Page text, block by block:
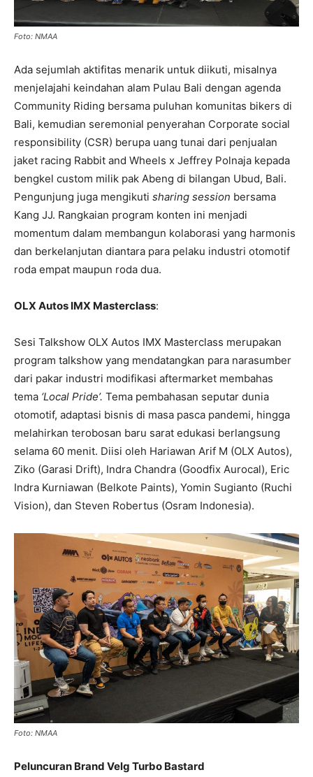
Foto: NMAA
Ada sejumlah aktifitas menarik untuk diikuti, misalnya
menjelajahi keindahan alam Pulau Bali dengan agenda
Community Riding bersama puluhan komunitas bikers di
Bali, kemudian seremonial penyerahan Corporate social
responsibility (CSR) berupa uang tunai dari penjualan
jaket racing Rabbit and Wheels x Jeffrey Polnaja kepada
bengkel custom milik pak Abeng di bilangan Ubud, Bali.
Pengunjung juga mengikuti sharing session bersama
Kang JJ. Rangkaian program konten ini menjadi
momentum dalam membangun kolaborasi yang harmonis
dan berkelanjutan diantara para pelaku industri otomotif
roda empat maupun roda dua.
OLX Autos IMX Masterclass:
Sesi Talkshow OLX Autos IMX Masterclass merupakan
program talkshow yang mendatangkan para narasumber
dari pakar industri modifikasi aftermarket membahas
tema ‘Local Pride’. Tema pembahasan seputar dunia
otomotif, adaptasi bisnis di masa pasca pandemi, hingga
melahirkan terobosan baru sarat edukasi berlangsung
selama 60 menit. Diisi oleh Hariawan Arif M (OLX Autos),
Ziko (Garasi Drift), Indra Chandra (Goodfix Aurocal), Eric
Indra Kurniawan (Belkote Paints), Yomin Sugianto (Ruchi
Vision), dan Steven Robertus (Osram Indonesia).
Foto: NMAA
Peluncuran Brand Velg Turbo Bastard